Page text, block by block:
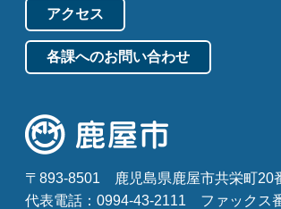
アクセス
各課へのお問い合わせ
〒893-8501
鹿児島県鹿屋市共栄町20
代表電話：0994-43-2111
ファックス